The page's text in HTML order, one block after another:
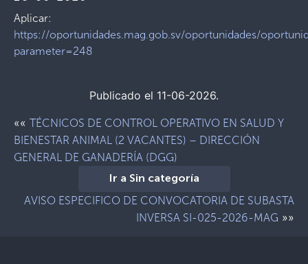
Aplicar:
https://oportunidades.mag.gob.sv/oportunidades/
parameter=248
Publicado el 11-06-2026.
«« TÉCNICOS DE CONTROL OPERATIVO EN SALUD Y
BIENESTAR ANIMAL (2 VACANTES) – DIRECCIÓN
GENERAL DE GANADERÍA (DGG)
Ir a Sin categoría
AVISO ESPECIFICO DE CONVOCATORIA DE SUBASTA
INVERSA SI-025-2026-MAG »»